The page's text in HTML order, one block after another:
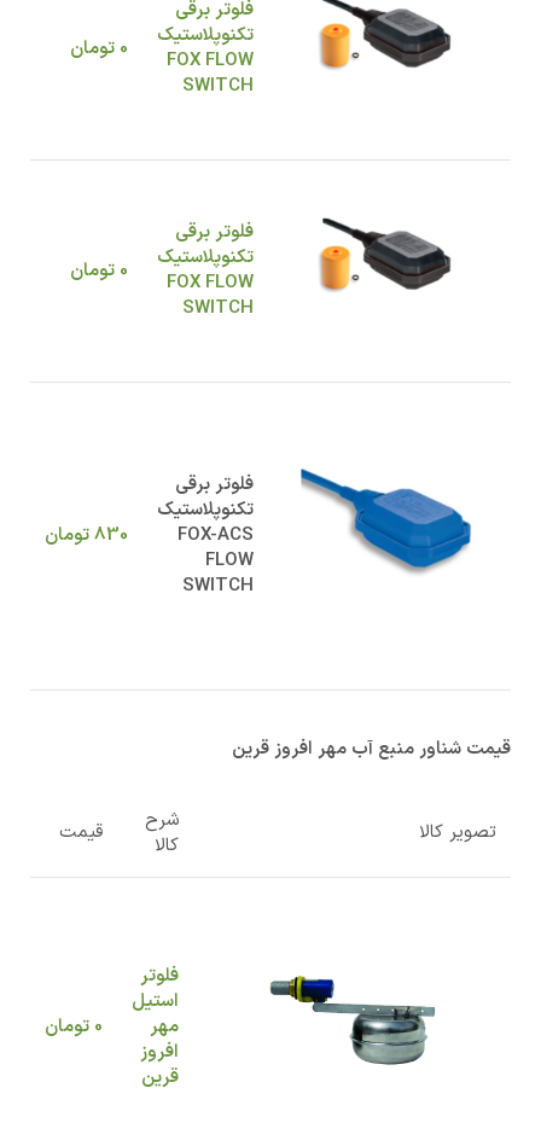
فلوتر برقی
تکنوپلاستیک
FOX FLOW
SWITCH
0 تومان
فلوتر برقی
تکنوپلاستیک
FOX FLOW
SWITCH
0 تومان
فلوتر برقی
تکنوپلاستیک
FOX-ACS
FLOW
SWITCH
830تومان
قیمت شناور منبع آب مهر افروز قرین
تصویر کالا
شرح
کالا
قیمت
فلوتر
استیل
مهر
افروز
قرین
0 تومان